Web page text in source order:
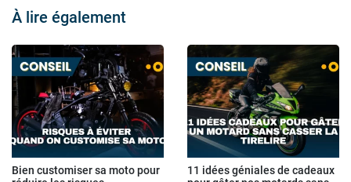
À lire également
Bien customiser sa moto pour
11 idées géniales de cadeaux